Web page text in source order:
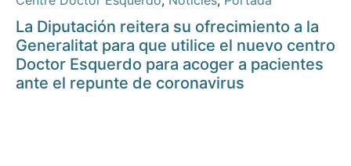
La Diputación reitera su ofrecimiento a la
Generalitat para que utilice el nuevo centro
Doctor Esquerdo para acoger a pacientes
ante el repunte de coronavirus